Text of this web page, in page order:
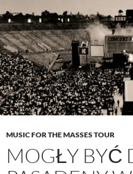
MUSIC FOR THE MASSES TOUR
MOGŁY BYĆ